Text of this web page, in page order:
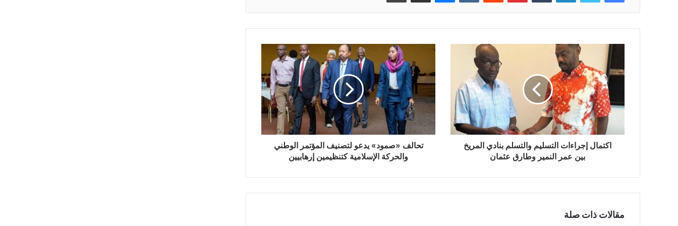
اكتمال إجراءات التسليم والتسلم بنادي المريخ
بين عمر النمير وطارق عثمان
تحالف «صمود» يدعو لتصنيف المؤتمر الوطني
والحركة الإسلامية كتنظيمين إرهابيين
مقالات ذات صلة